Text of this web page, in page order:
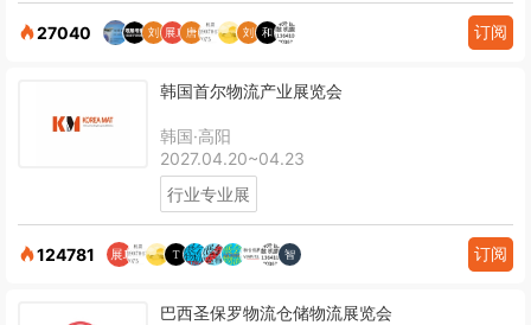
27040 订阅
韩国首尔物流产业展览会
韩国·高阳
2027.04.20~04.23
行业专业展
124781 订阅
巴西圣保罗物流仓储物流展览会